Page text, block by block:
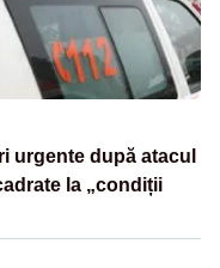
urgente după atacul
la „condiții